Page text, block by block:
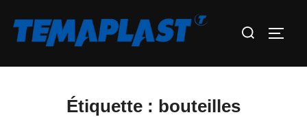
contenu
Rechercher :
Étiquette : bouteilles